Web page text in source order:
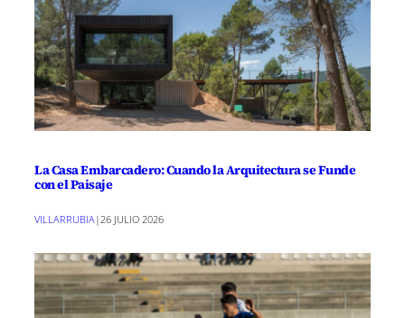
La Casa Embarcadero: Cuando la Arquitectura se Funde
con el Paisaje
VILLARRUBIA|26 JULIO 2026